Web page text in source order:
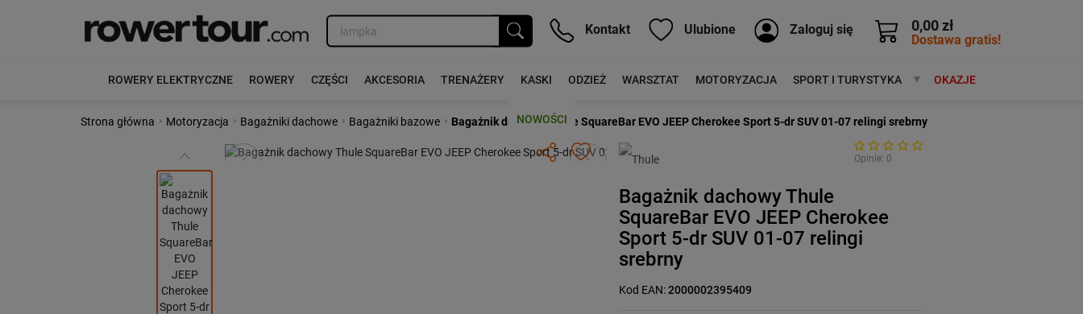
0,00 zł
Dostawa gratis!
Kontakt Ulubione Zaloguj się
ROWERY ELEKTRYCZNE ROWERY CZĘŚCI AKCESORIA TRENAŻERY KASKI ODZIEŻ WARSZTAT MOTORYZACJA SPORT I TURYSTYKA MARKIOKAZJE
NOWOŚCI
Strona główna › Motoryzacja › Bagażniki dachowe › Bagażniki bazowe › Bagażnik dachowy Thule SquareBar EVO JEEP Cherokee Sport 5-dr SUV 01-07 relingi srebrny
Poprzedni Następny Opinie: 0
Bagażnik dachowy Thule
SquareBar EVO JEEP Cherokee
Sport 5-dr SUV 01-07 relingi
srebrny
Kod EAN:2000002395409